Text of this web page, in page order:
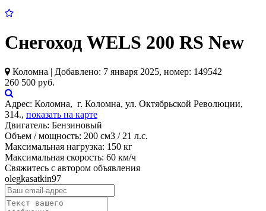
Снегоход WELS 200 RS New
Коломна | Добавлено: 7 января 2025, номер: 149542
260 500 руб.
Адрес: Коломна, г. Коломна, ул. Октябрьской Революции,
314., показать на карте
Двигатель: Бензиновый
Объем / мощность: 200 см3 / 21 л.с.
Максимальная нагрузка: 150 кг
Максимальная скорость: 60 км/ч
Свяжитесь с автором объявления
olegkasatkin97